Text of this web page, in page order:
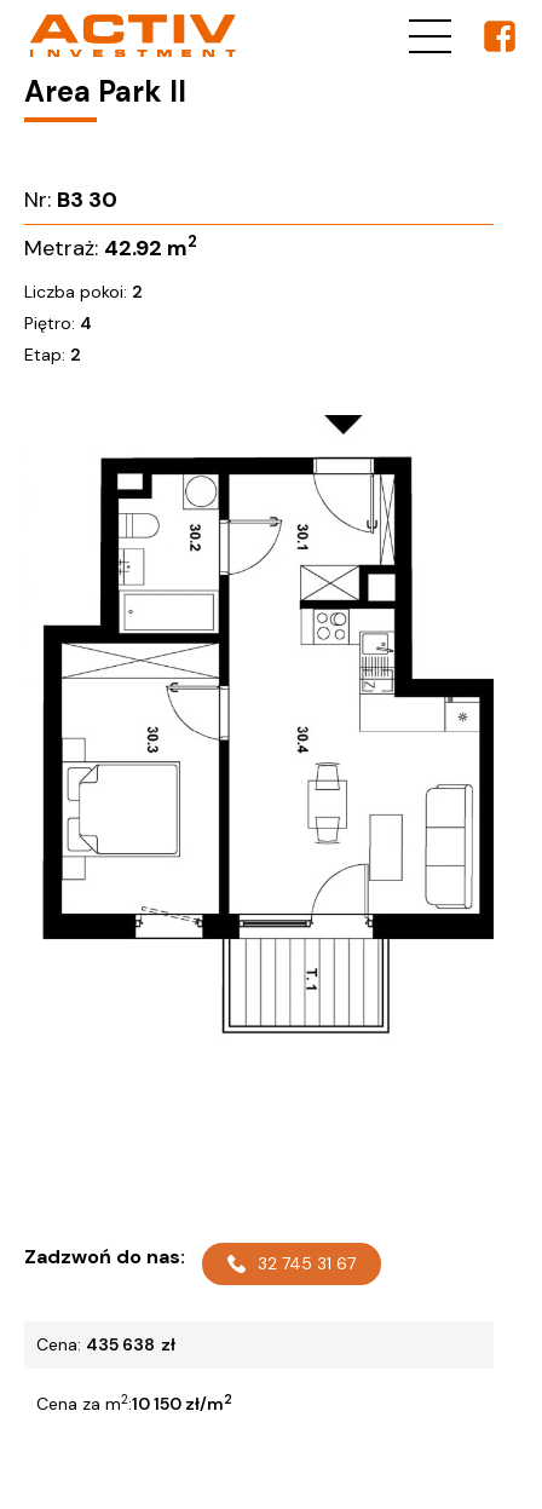
Area Park II
Nr: B3 30
Metraż: 42.92 m2
Liczba pokoi: 2
Piętro: 4
Etap: 2
Zadzwoń do nas: 32 745 31 67
Cena: 435 638 zł
Cena za m2:10 150 zł/m2